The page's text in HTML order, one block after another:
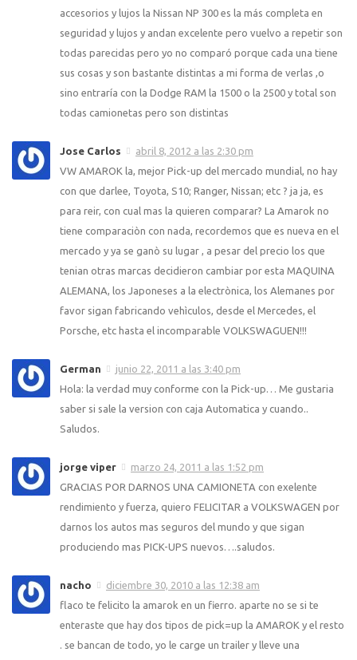
accesorios y lujos la Nissan NP 300 es la más completa en
seguridad y lujos y andan excelente pero vuelvo a repetir son
todas parecidas pero yo no comparó porque cada una tiene
sus cosas y son bastante distintas a mi forma de verlas ,o
sino entraría con la Dodge RAM la 1500 o la 2500 y total son
todas camionetas pero son distintas
Jose Carlos
abril 8, 2012 a las 2:30 pm
VW AMAROK la, mejor Pick-up del mercado mundial, no hay
con que darlee, Toyota, S10; Ranger, Nissan; etc ? ja ja, es
para reir, con cual mas la quieren comparar? La Amarok no
tiene comparaciòn con nada, recordemos que es nueva en el
mercado y ya se ganò su lugar , a pesar del precio los que
tenian otras marcas decidieron cambiar por esta MAQUINA
ALEMANA, los Japoneses a la electrònica, los Alemanes por
favor sigan fabricando vehìculos, desde el Mercedes, el
Porsche, etc hasta el incomparable VOLKSWAGUEN!!!
German
junio 22, 2011 a las 3:40 pm
Hola: la verdad muy conforme con la Pick-up… Me gustaria
saber si sale la version con caja Automatica y cuando..
Saludos.
jorge viper
marzo 24, 2011 a las 1:52 pm
GRACIAS POR DARNOS UNA CAMIONETA con exelente
rendimiento y fuerza, quiero FELICITAR a VOLKSWAGEN por
darnos los autos mas seguros del mundo y que sigan
produciendo mas PICK-UPS nuevos….saludos.
nacho
diciembre 30, 2010 a las 12:38 am
flaco te felicito la amarok en un fierro. aparte no se si te
enteraste que hay dos tipos de pick=up la AMAROK y el resto
. se bancan de todo, yo le carge un trailer y lleve una